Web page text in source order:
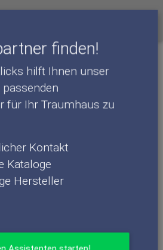
finden!
hilft Ihnen unser
passenden
für Ihr Traumhaus zu
Kontakt
Kataloge
Hersteller
Assistenten starten!
Sie Ihren
Bien-Zenker. DAS HAUS.